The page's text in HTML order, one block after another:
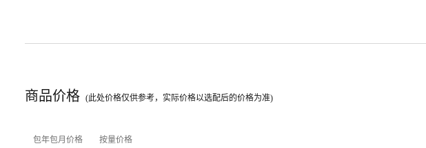
商品价格 (此处价格仅供参考，实际价格以选配后的价格为准)
包年包月价格 按量价格